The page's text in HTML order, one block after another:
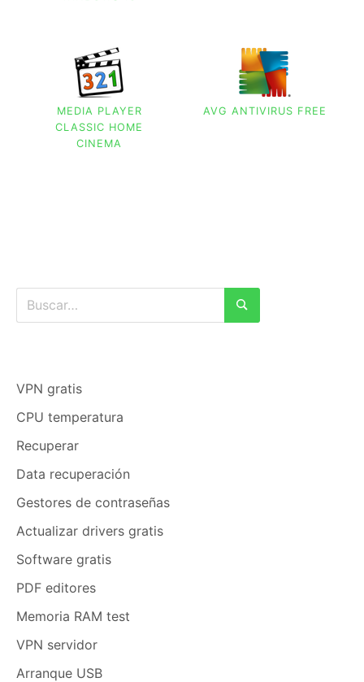
MEDIA PLAYER
CLASSIC HOME
CINEMA
AVG ANTIVIRUS FREE
Buscar:
Buscar
VPN gratis
CPU temperatura
Recuperar
Data recuperación
Gestores de contraseñas
Actualizar drivers gratis
Software gratis
PDF editores
Memoria RAM test
VPN servidor
Arranque USB